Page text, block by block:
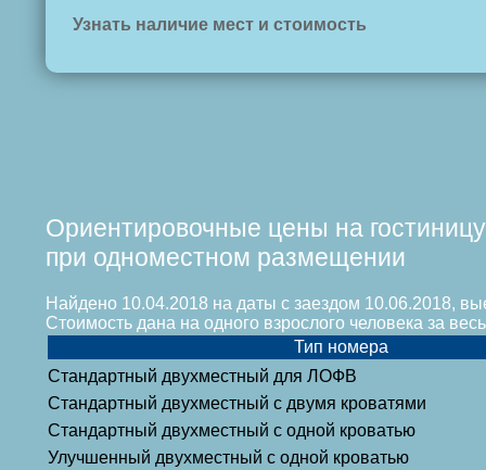
Узнать наличие мест и стоимость
Ориентировочные цены на гостиницу
при одноместном размещении
Найдено 10.04.2018 на даты с заездом 10.06.2018,
Стоимость дана на одного взрослого человека за
Тип номера
Стандартный двухместный для ЛОФВ
Стандартный двухместный с двумя кроватями
Стандартный двухместный с одной кроватью
Улучшенный двухместный с одной кроватью